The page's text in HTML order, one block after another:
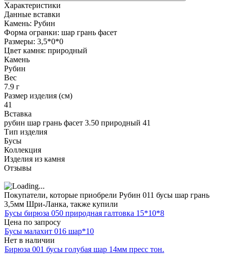
Характеристики
Данные вставки
Камень: Рубин
Форма огранки: шар грань фасет
Размеры: 3,5*0*0
Цвет камня: природный
Камень
Рубин
Вес
7.9 г
Размер изделия (см)
41
Вставка
рубин шар грань фасет 3.50 природный 41
Тип изделия
Бусы
Коллекция
Изделия из камня
Отзывы
Покупатели, которые приобрели Рубин 011 бусы шар грань
3,5мм Шри-Ланка, также купили
Бусы бирюза 050 природная галтовка 15*10*8
Цена по запросу
Бусы малахит 016 шар*10
Нет в наличии
Бирюза 001 бусы голубая шар 14мм пресс тон.